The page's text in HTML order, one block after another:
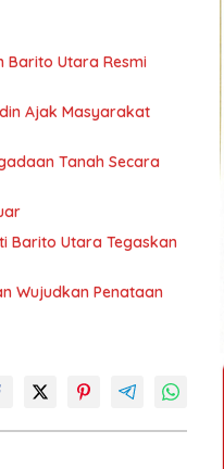
Barito Utara Resmi
Ajak Masyarakat
Tanah Secara
Barito Utara Tegaskan
Wujudkan Penataan